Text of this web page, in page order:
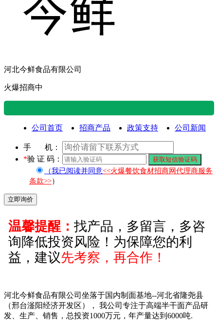
河北今鲜食品有限公司
火爆招商中
山西吕梁地区 王 14:53 留
言咨询公司
广东广州市 谢生 22:40 留
言咨询公司
询公司
抖音用户7772 17:45 留言咨
抖音用户4205 13:52 留言咨
询公司
公司首页 招商产品 政策支持 公司新闻
手 机：
*验 证 码：
（我已阅读并同意<<火爆餐饮食材招商网代理商服务
条款>>）
温馨提醒： 找产品，多留言，多咨
询降低投资风险！为保障您的利
益，建议先考察，再合作！
河北今鲜食品有限公司坐落于国内制面基地--河北省隆尧县
（邢台滏阳经济开发区）， 我公司专注于高端半干面产品研
发、生产、销售，总投资1000万元，年产量达到6000吨.